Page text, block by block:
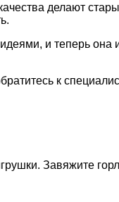
делают
и теперь она
к
Завяжите